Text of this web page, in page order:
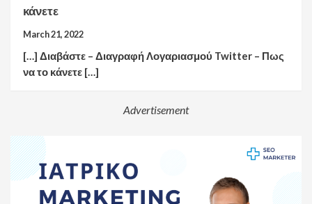
κάνετε
March 21, 2022
[…] Διαβάστε – Διαγραφή Λογαριασμού Twitter – Πως
να το κάνετε […]
Advertisement